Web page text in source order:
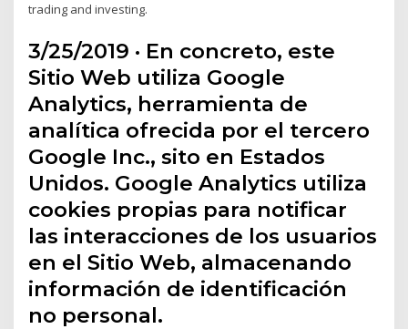
trading and investing.
3/25/2019 · En concreto, este
Sitio Web utiliza Google
Analytics, herramienta de
analítica ofrecida por el tercero
Google Inc., sito en Estados
Unidos. Google Analytics utiliza
cookies propias para notificar
las interacciones de los usuarios
en el Sitio Web, almacenando
información de identificación
no personal.